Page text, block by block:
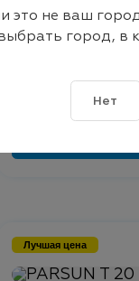
189 900 ₽
Лучшая цена
это не ваш
город, в
Нет